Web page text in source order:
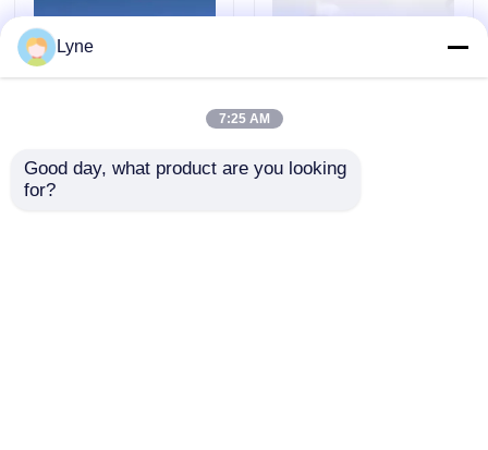
Lyne
7:25 AM
Good day, what product are you looking
for?